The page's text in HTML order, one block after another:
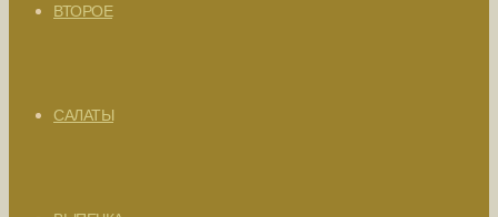
ВТОРОЕ
САЛАТЫ